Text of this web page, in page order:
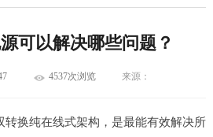
可以解决哪些问题？
4537次浏览 来源：
换纯在线式架构，是最能有效解决所